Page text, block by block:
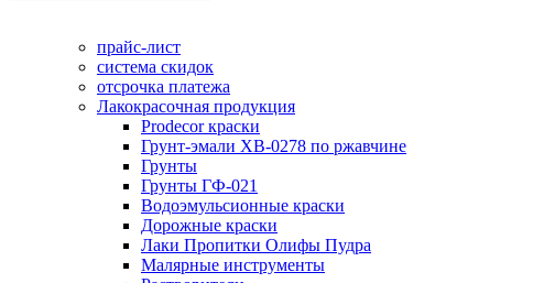
прайс-лист
система скидок
отсрочка платежа
Лакокрасочная продукция
Prodecor краски
Грунт-эмали ХВ-0278 по ржавчине
Грунты
Грунты ГФ-021
Водоэмульсионные краски
Дорожные краски
Лаки Пропитки Олифы Пудра
Малярные инструменты